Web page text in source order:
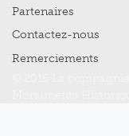
Partenaires
Contactez-nous
Remerciements